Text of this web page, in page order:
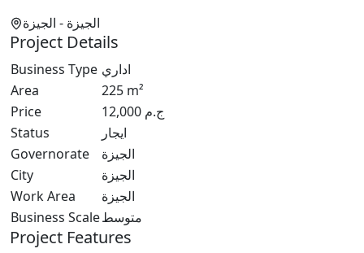
الجيزة - الجيزة
Project Details
Business Type اداري
Area
225 m²
Price
12,000 ج.م
Status
ايجار
Governorate
الجيزة
City
الجيزة
Work Area
الجيزة
Business Scaleمتوسط
Project Features